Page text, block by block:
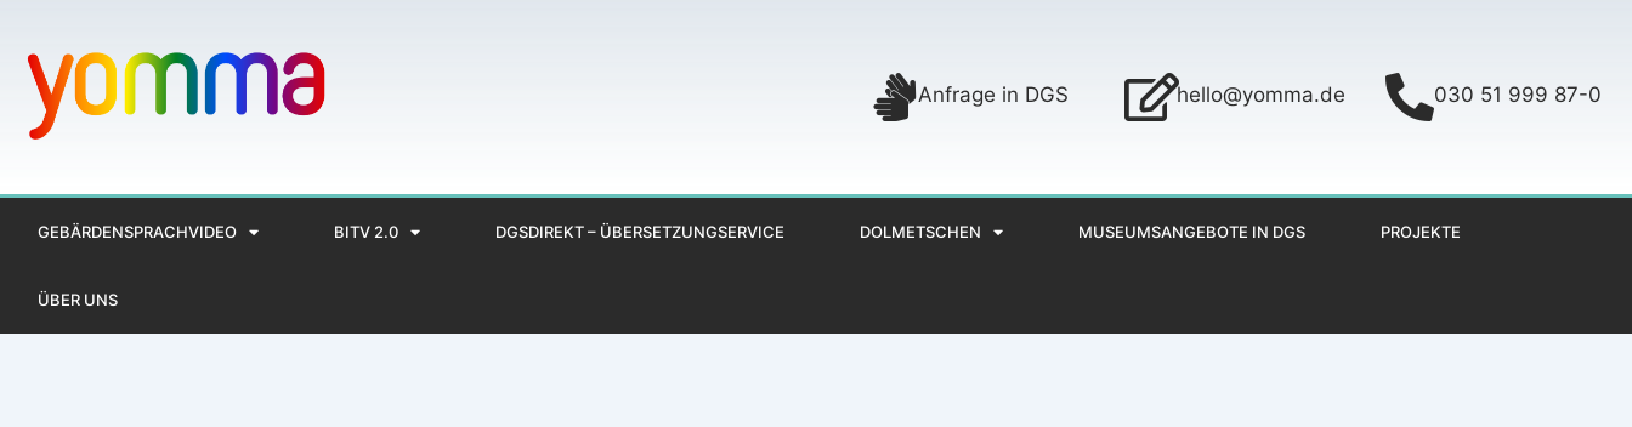
springen
Anfrage in DGS hello@yomma.de 030 51 999 87-0
GEBÄRDENSPRACHVIDEO BITV 2.0 DGSDIREKT – ÜBERSETZUNGSERVICE DOLMETSCHEN MUSEUMSANGEBOTE IN DGS PROJEKTE
ÜBER UNS